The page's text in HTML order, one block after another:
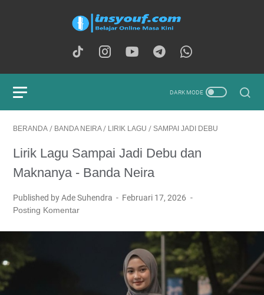
BERANDA / BANDA NEIRA / LIRIK LAGU / SAMPAI JADI DEBU
Lirik Lagu Sampai Jadi Debu dan
Maknanya - Banda Neira
Published by Ade Suhendra
Februari 17, 2026
Posting Komentar